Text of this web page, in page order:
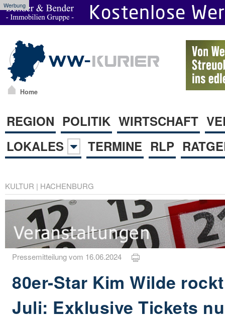
Werbung
Home
REGION POLITIK WIRTSCHAFT
LOKALES
TERMINE RLP
KULTUR | HACHENBURG
Pressemitteilung vom 16.06.2024
80er-Star Kim Wilde
Juli: Exklusive Tickets